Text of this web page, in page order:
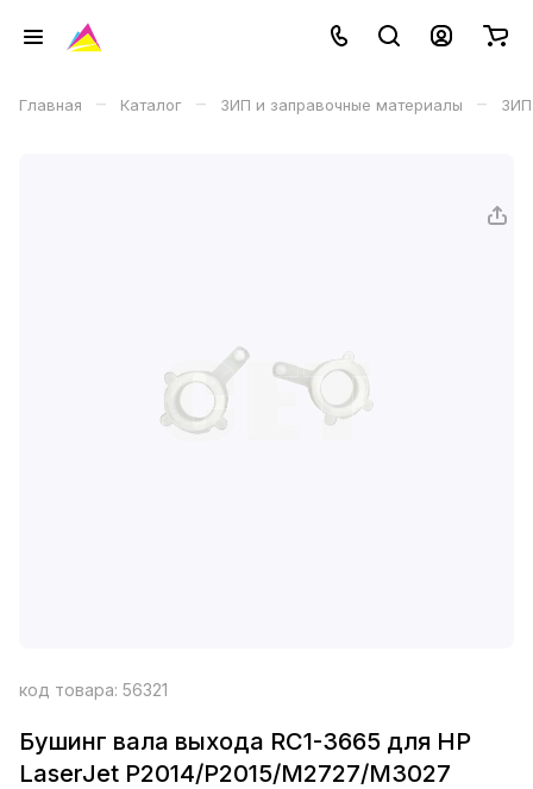
Главная – Каталог – ЗИП и заправочные материалы – ЗИП
код товара: 56321
Бушинг вала выхода RC1-3665 для HP
LaserJet P2014/P2015/M2727/M3027